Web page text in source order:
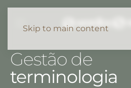
Skip to main content
Gestão de
terminologia